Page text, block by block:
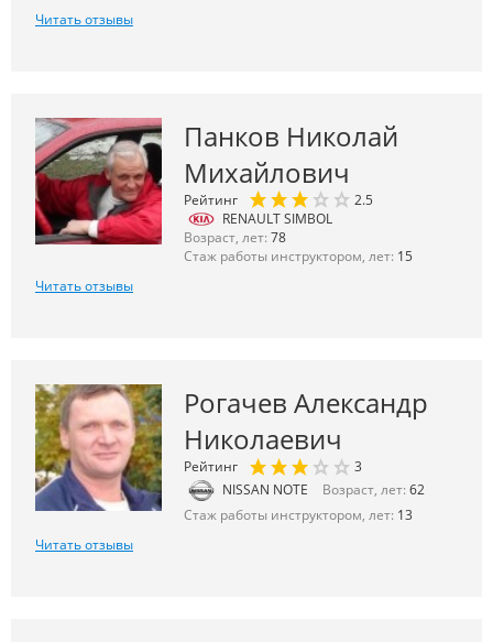
Читать отзывы
Панков Николай
Михайлович
Рейтинг
2.5
RENAULT SIMBOL
Возраст, лет: 78
Стаж работы инструктором, лет: 15
Читать отзывы
Рогачев Александр
Николаевич
Рейтинг
3
NISSAN NOTE
Возраст, лет: 62
Стаж работы инструктором, лет: 13
Читать отзывы